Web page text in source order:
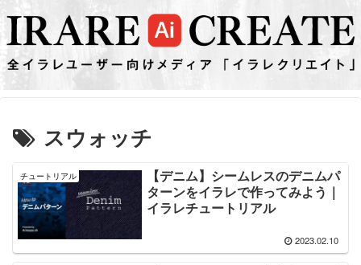
スウォッチ
チュートリアル
【デニム】シームレスのデニムパ
ターンをイラレで作ってみよう｜
イラレチュートリアル
2023.02.10